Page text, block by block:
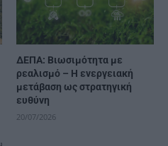
ΔΕΠΑ: Βιωσιμότητα με
ρεαλισμό – Η ενεργειακή
μετάβαση ως στρατηγική
ευθύνη
20/07/2026